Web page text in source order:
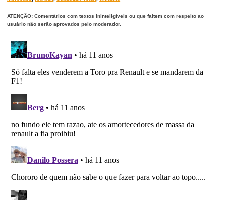
ATENÇÃO: Comentários com textos ininteligíveis ou que faltem com respeito ao
usuário não serão aprovados pelo moderador.